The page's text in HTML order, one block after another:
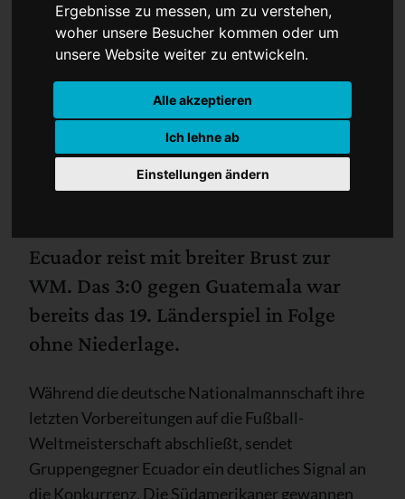
Ergebnisse zu messen, um zu verstehen,
woher unsere Besucher kommen oder um
unsere Website weiter zu entwickeln.
Alle akzeptieren
Ich lehne ab
Einstellungen ändern
Ecuador reist mit breiter Brust zur
WM. Das 3:0 gegen Guatemala war
bereits das 19. Länderspiel in Folge
ohne Niederlage.
Während die deutsche Nationalmannschaft ihre
letzten Vorbereitungen auf die Fußball-
Weltmeisterschaft abschließt, sendet
Gruppengegner Ecuador ein deutliches Signal an
die Konkurrenz. Die Südamerikaner gewannen